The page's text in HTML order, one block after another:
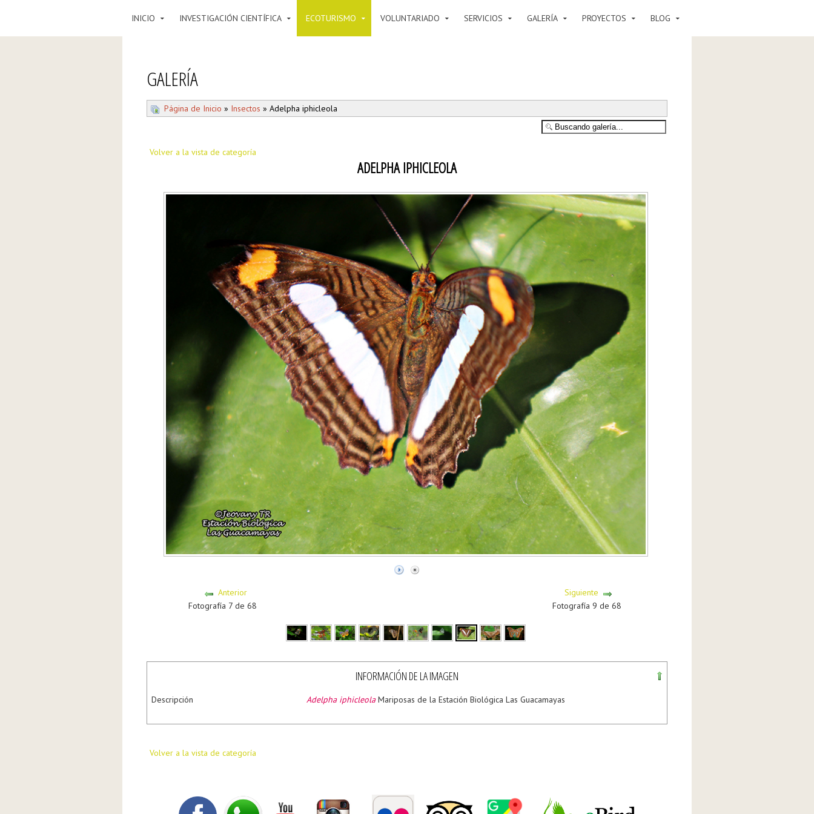
INICIO INVESTIGACIÓN CIENTÍFICA ECOTURISMO VOLUNTARIADO SERVICIOS GALERÍA PROYECTOS BLOG
GALERÍA
Página de Inicio » Insectos » Adelpha iphicleola
Volver a la vista de categoría
ADELPHA IPHICLEOLA
Anterior
Fotografía 7 de 68
Siguiente
Fotografía 9 de 68
INFORMACIÓN DE LA IMAGEN
Descripción Adelpha iphicleolaMariposas de la Estación Biológica Las Guacamayas
Volver a la vista de categoría